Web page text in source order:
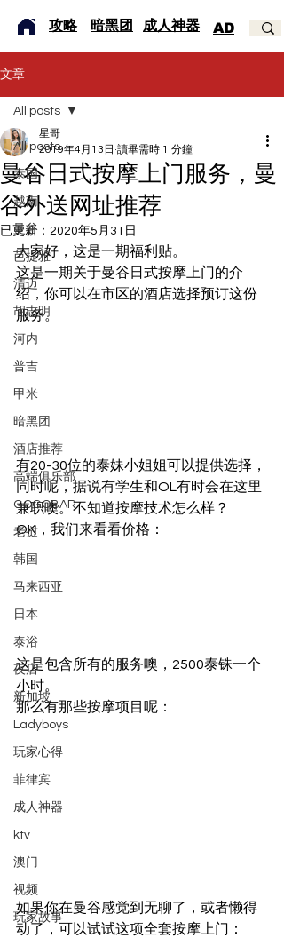
​攻略 暗黑团 成人神器 AD
文章
All posts
泰国
越南
曼谷
芭提雅
清迈
胡志明
河内
普吉
甲米
暗黑团
酒店推荐
高端俱乐部
GOGOBAR
老挝
韩国
马来西亚
日本
泰浴
夜店
新加坡
Ladyboys
玩家心得
菲律宾
成人神器
ktv
澳门
视频
玩家故事
All posts
曼谷日式按摩上门服务，曼
谷外送网址推荐
星哥
2019年4月13日 讀畢需時 1 分鐘
已更新： 2020年5月31日
大家好，这是一期福利贴。
这是一期关于曼谷日式按摩上门的介
绍，你可以在市区的酒店选择预订这份
服务。
有20-30位的泰妹小姐姐可以提供选择，
同时呢，据说有学生和OL有时会在这里
兼职噢。不知道按摩技术怎么样？
OK，我们来看看价格：
这是包含所有的服务噢，2500泰铢一个
小时。
那么有那些按摩项目呢：
如果你在曼谷感觉到无聊了，或者懒得
动了，可以试试这项全套按摩上门：